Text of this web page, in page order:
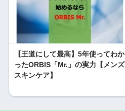
【王道にして最高】5年使ってわか
ったORBIS「Mr.」の実力【メンズ
スキンケア】